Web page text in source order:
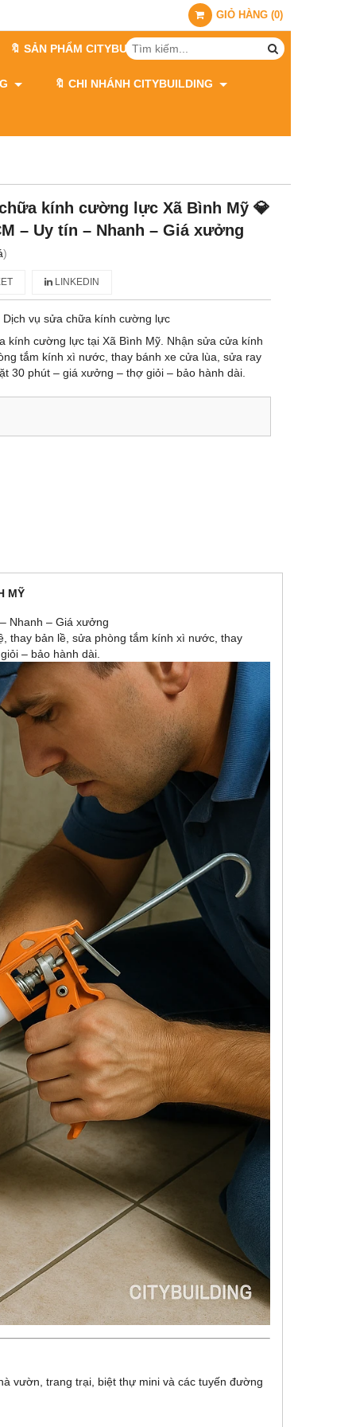
GIỎ HÀNG (0)
🔖 SẢN PHẨM CITYBUILDING
🔖 CHI NHÁNH CITYBUILDING
kính cường lực Xã Bình Mỹ 💎
– Uy tín – Nhanh – Giá xưởng
)
LINKEDIN
Dịch vụ sửa chữa kính cường lực
kính cường lực tại Xã Bình Mỹ. Nhận sửa cửa kính
tắm kính xì nước, thay bánh xe cửa lùa, sửa ray
30 phút – giá xưởng – thợ giỏi – bảo hành dài.
MỸ
Nhanh – Giá xưởng
thay bản lề, sửa phòng tắm kính xì nước, thay
– bảo hành dài.
vườn, trang trại, biệt thự mini và các tuyến đường